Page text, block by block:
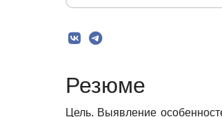
Резюме
Цель. Выявление